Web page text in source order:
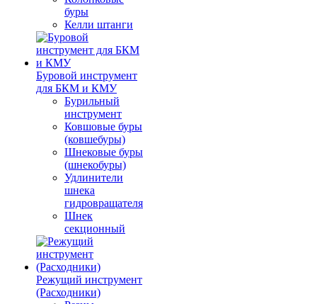
буры
Келли штанги
Буровой инструмент
для БКМ и КМУ
Бурильный
инструмент
Ковшовые буры
(ковшебуры)
Шнековые буры
(шнекобуры)
Удлинители
шнека
гидровращателя
Шнек
секционный
Режущий инструмент
(Расходники)